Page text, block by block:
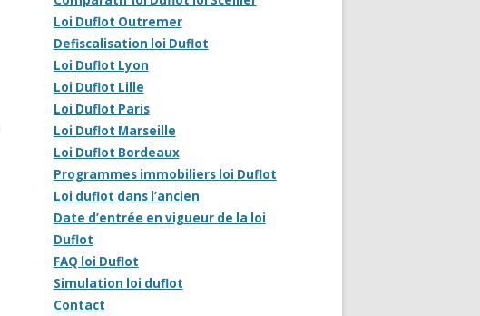
Loi Duflot Outremer
Defiscalisation loi Duflot
Loi Duflot Lyon
Loi Duflot Lille
Loi Duflot Paris
Loi Duflot Marseille
Loi Duflot Bordeaux
Programmes immobiliers loi Duflot
Loi duflot dans l’ancien
Date d’entrée en vigueur de la loi
Duflot
FAQ loi Duflot
Simulation loi duflot
Contact